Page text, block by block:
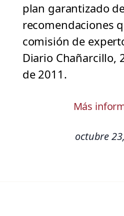
plan garantizado
recomendaciones
comisión de
Diario Chañarcillo,
de 2011.
Más
octubre